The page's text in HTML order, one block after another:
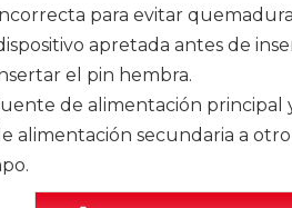
para evitar
apretada antes de
el pin hembra.
de alimentación principal
alimentación secundaria a